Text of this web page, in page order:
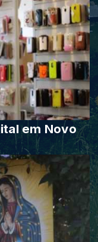
em Novo